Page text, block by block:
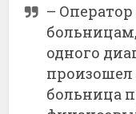
–
одного
произошел
больница